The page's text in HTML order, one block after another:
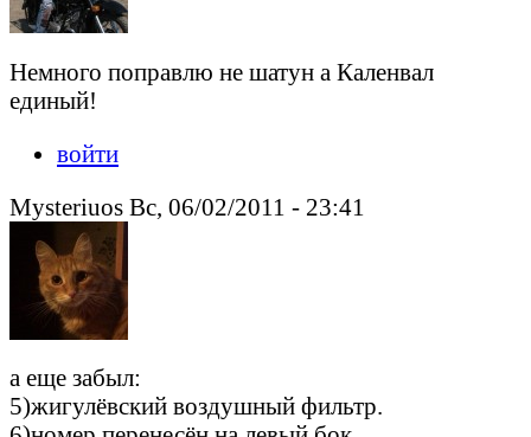
Немного поправлю не шатун а Каленвал
единый!
войти
Mysteriuos Вс, 06/02/2011 - 23:41
а еще забыл:
5)жигулёвский воздушный фильтр.